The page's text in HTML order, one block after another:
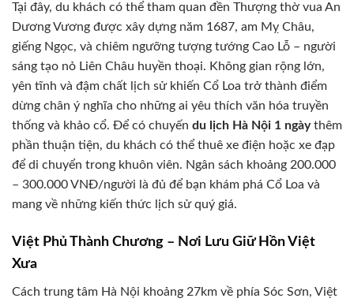
Tại đây, du khách có thể tham quan đền Thượng thờ vua An
Dương Vương được xây dựng năm 1687, am Mỵ Châu,
giếng Ngọc, và chiêm ngưỡng tượng tướng Cao Lỗ – người
sáng tạo nỏ Liên Châu huyền thoại. Không gian rộng lớn,
yên tĩnh và đậm chất lịch sử khiến Cổ Loa trở thành điểm
dừng chân ý nghĩa cho những ai yêu thích văn hóa truyền
thống và khảo cổ. Để có chuyến du lịch Hà Nội 1 ngàythêm
phần thuận tiện, du khách có thể thuê xe điện hoặc xe đạp
để di chuyển trong khuôn viên. Ngân sách khoảng 200.000
– 300.000 VNĐ/người là đủ để bạn khám phá Cổ Loa và
mang về những kiến thức lịch sử quý giá.
Việt Phủ Thành Chương – Nơi Lưu Giữ Hồn Việt
Xưa
Cách trung tâm Hà Nội khoảng 27km về phía Sóc Sơn, Việt